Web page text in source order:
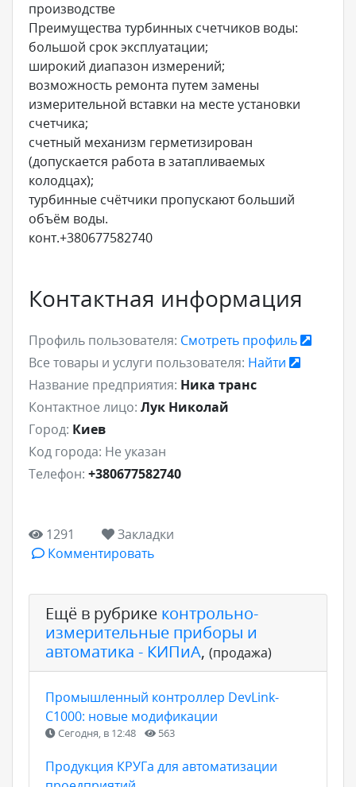
производстве
Преимущества турбинных счетчиков воды:
большой срок эксплуатации;
широкий диапазон измерений;
возможность ремонта путем замены
измерительной вставки на месте установки
счетчика;
счетный механизм герметизирован
(допускается работа в затапливаемых
колодцах);
турбинные счётчики пропускают больший
объём воды.
конт.+380677582740
Контактная информация
Профиль пользователя: Смотреть профиль
Все товары и услуги пользователя: Найти
Название предприятия: Ника транс
Контактное лицо: Лук Николай
Город: Киев
Код города: Не указан
Телефон: +380677582740
1291
Закладки
Комментировать
Ещё в рубрике контрольно-
измерительные приборы и
автоматика - КИПиА, (продажа)
Промышленный контроллер DevLink-
C1000: новые модификации
Сегодня, в 12:48 563
Продукция КРУГа для автоматизации